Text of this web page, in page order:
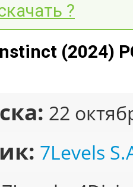
?
(2024)
22
7Levels